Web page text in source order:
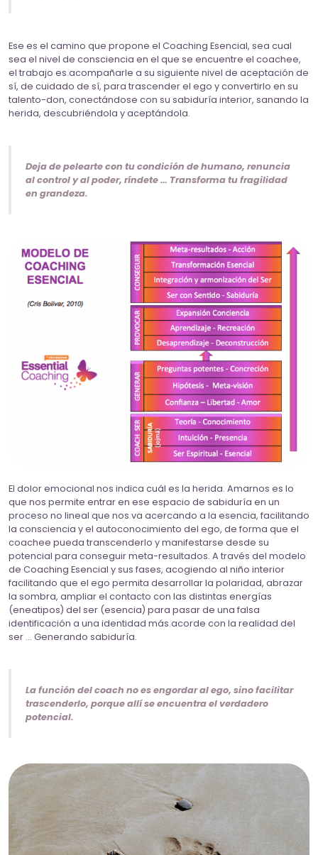
Ese es el camino que propone el Coaching Esencial, sea cual
sea el nivel de consciencia en el que se encuentre el coachee,
el trabajo es acompañarle a su siguiente nivel de aceptación de
sí, de cuidado de sí, para trascender el ego y convertirlo en su
talento-don, conectándose con su sabiduría interior, sanando la
herida, descubriéndola y aceptándola.
Deja de pelearte con tu condición de humano, renuncia
al control y al poder, ríndete … Transforma tu fragilidad
en grandeza.
El dolor emocional nos indica cuál es la herida. Amarnos es lo
que nos permite entrar en ese espacio de sabiduría en un
proceso no lineal que nos va acercando a la esencia, facilitando
la consciencia y el autoconocimiento del ego, de forma que el
coachee pueda transcenderlo y manifestarse desde su
potencial para conseguir meta-resultados. A través del modelo
de Coaching Esencial y sus fases, acogiendo al niño interior
facilitando que el ego permita desarrollar la polaridad, abrazar
la sombra, ampliar el contacto con las distintas energías
(eneatipos) del ser (esencia) para pasar de una falsa
identificación a una identidad más acorde con la realidad del
ser … Generando sabiduría.
La función del coach no es engordar al ego, sino facilitar
trascenderlo, porque allí se encuentra el verdadero
potencial.